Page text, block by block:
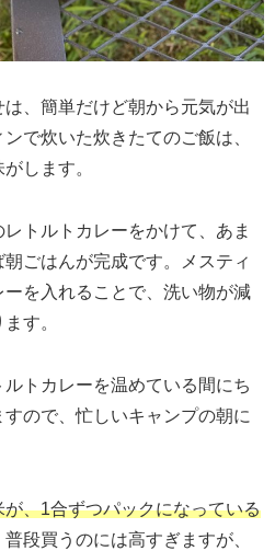
、簡単だけど朝から元気が出
で炊いた炊きたてのご飯は、
します。
トルトカレーをかけて、あま
ごはんが完成です。メスティ
を入れることで、洗い物が減
す。
トカレーを温めている間にち
ので、忙しいキャンプの朝に
、1合ずつパックになっている
普段買うのには高すぎますが、